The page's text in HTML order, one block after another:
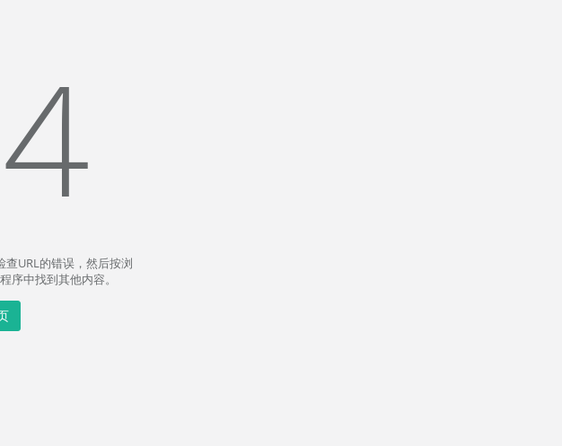
URL的错误，然后按浏
序中找到其他内容。